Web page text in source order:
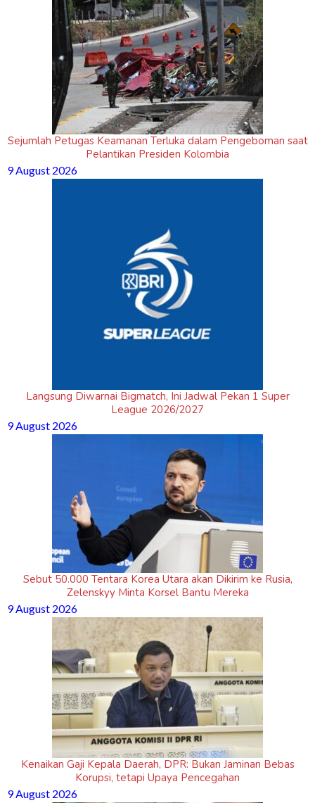
Sejumlah Petugas Keamanan Terluka dalam Pengeboman saat
Pelantikan Presiden Kolombia
9 August 2026
Langsung Diwarnai Bigmatch, Ini Jadwal Pekan 1 Super
League 2026/2027
9 August 2026
Sebut 50.000 Tentara Korea Utara akan Dikirim ke Rusia,
Zelenskyy Minta Korsel Bantu Mereka
9 August 2026
Kenaikan Gaji Kepala Daerah, DPR: Bukan Jaminan Bebas
Korupsi, tetapi Upaya Pencegahan
9 August 2026